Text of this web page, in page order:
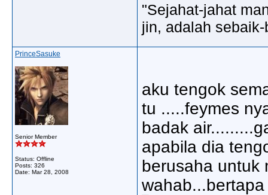
"Sejahat-jahat
jin, adalah
PrinceSasuke
Senior Member
Status: Offline
Posts: 326
Date: Mar 28, 2008
aku tengok
tu .....feymes
badak
apabila dia
berusaha untuk